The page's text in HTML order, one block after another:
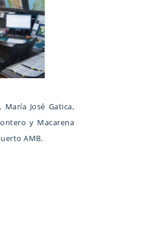
José Gatica,
y Macarena
AMB.